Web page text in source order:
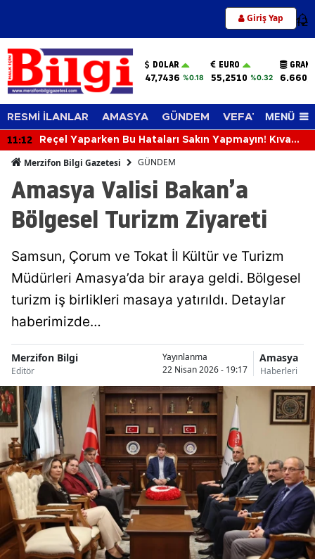
Giriş Yap 12
DOLAR
47,7436 %0.18
EURO
55,2510 %0.32
RESMİ İLANLAR AMASYA GÜNDEM VEFAT EDENLER
MENÜ
11:12
Reçel Yaparken Bu Hataları Sakın Yapmayın! Kıvamı
Merzifon Bilgi Gazetesi GÜNDEM
Amasya Valisi Bakan’a
Bölgesel Turizm Ziyareti
Samsun, Çorum ve Tokat İl Kültür ve Turizm
Müdürleri Amasya’da bir araya geldi. Bölgesel
turizm iş birlikleri masaya yatırıldı. Detaylar
haberimizde…
Merzifon Bilgi
Editör
Yayınlanma
22 Nisan 2026 - 19:17
Amasya
Haberleri